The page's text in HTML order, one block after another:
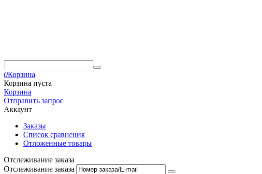
0Корзина
Корзина пуста
Корзина
Отправить запрос
Аккаунт
Заказы
Список сравнения
Отложенные товары
Отслеживание заказа
Отслеживание заказа